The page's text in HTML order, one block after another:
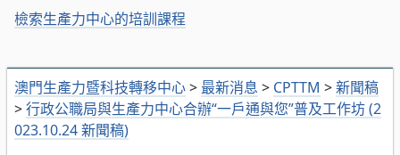
澳門生產力暨科技轉移中心> 最新消息 > CPTTM >新聞稿
>行政公職局與生產力中心合辦“一戶通與您”普及工作坊 (2
023.10.24 新聞稿)
檢索生產力中心的培訓課程